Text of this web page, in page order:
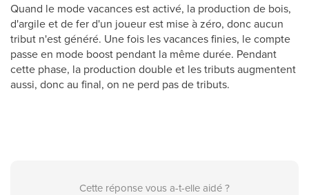
Quand le mode vacances est activé, la production de bois,
d'argile et de fer d'un joueur est mise à zéro, donc aucun
tribut n'est généré. Une fois les vacances finies, le compte
passe en mode boost pendant la même durée. Pendant
cette phase, la production double et les tributs augmentent
aussi, donc au final, on ne perd pas de tributs.
Cette réponse vous a-t-elle aidé ?